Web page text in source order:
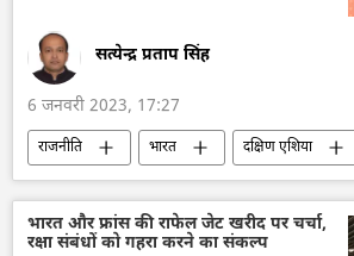
सत्येन्द्र प्रताप सिंह
6 जनवरी 2023, 17:27
राजनीति भारत
दक्षिण एशिया
नरेन्द्र मोदी
दिल्ली अर्थव्यवस्था
भारत और फ्रांस की राफेल जेट खरीद पर चर्चा,
रक्षा संबंधों को गहरा करने का संकल्प